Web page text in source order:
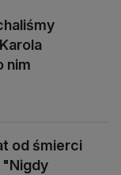
nim
od śmierci
"Nigdy